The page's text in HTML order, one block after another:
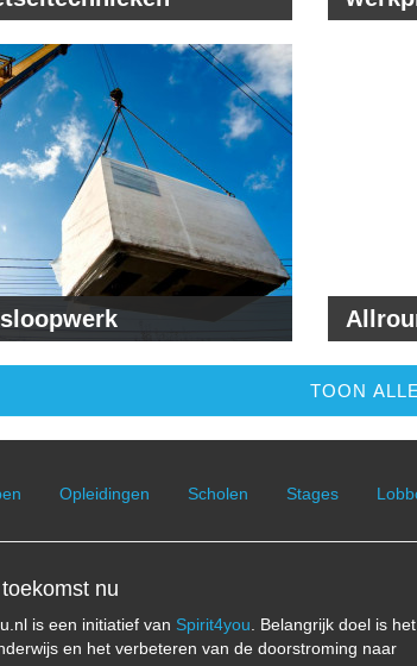
TOON
Opleidingen Scholen Stages
nu
is een initiatief van Spirit4you . Belangrijk doel is
en het verbeteren van de doorstroming naar